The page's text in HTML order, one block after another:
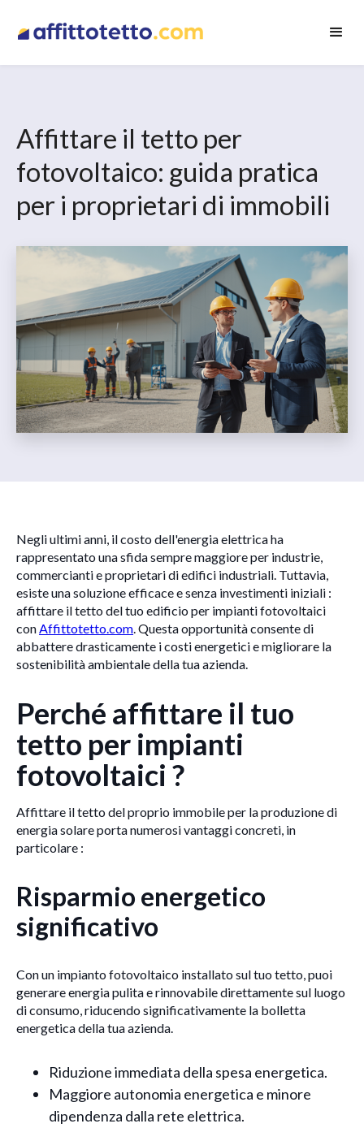
Affittare il tetto per
fotovoltaico: guida pratica
per i proprietari di immobili
Negli ultimi anni, il costo dell'energia elettrica ha
rappresentato una sfida sempre maggiore per industrie,
commercianti e proprietari di edifici industriali. Tuttavia,
esiste una soluzione efficace e senza investimenti iniziali :
affittare il tetto del tuo edificio per impianti fotovoltaici
conAffittotetto.com. Questa opportunità consente di
abbattere drasticamente i costi energetici e migliorare la
sostenibilità ambientale della tua azienda.
Perché affittare il tuo
tetto per impianti
fotovoltaici ?
Affittare il tetto del proprio immobile per la produzione di
energia solare porta numerosi vantaggi concreti, in
particolare :
Risparmio energetico
significativo
Con un impianto fotovoltaico installato sul tuo tetto, puoi
generare energia pulita e rinnovabile direttamente sul luogo
di consumo, riducendo significativamente la bolletta
energetica della tua azienda.
Riduzione immediata della spesa energetica.
Maggiore autonomia energetica e minore
dipendenza dalla rete elettrica.